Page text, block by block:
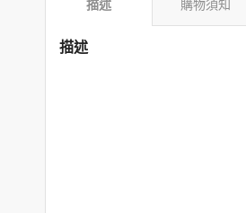
描述 購物須知
描述